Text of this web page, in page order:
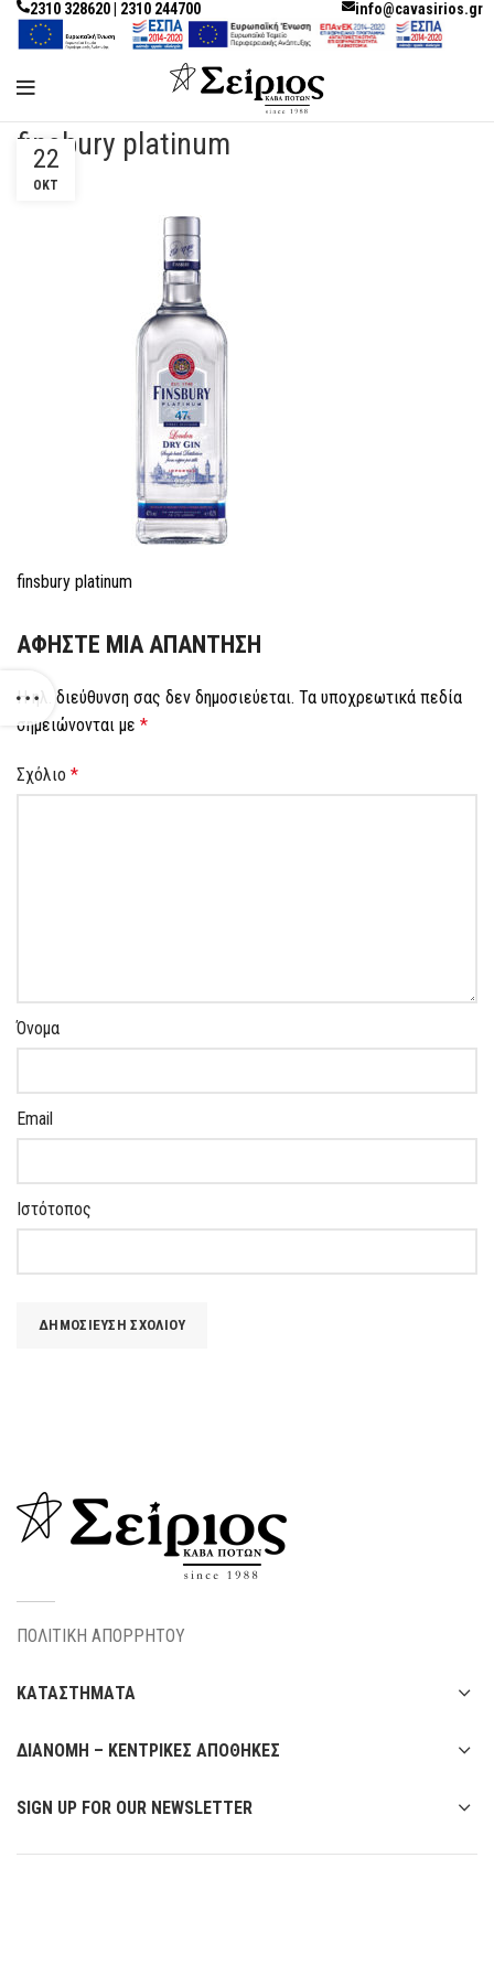
2310 328620 | 2310 244700 info@cavasirios.gr
finsbury platinum
22
ΟΚΤ
finsbury platinum
ΑΦΉΣΤΕ ΜΙΑ ΑΠΆΝΤΗΣΗ
Η ηλ. διεύθυνση σας δεν δημοσιεύεται. Τα υποχρεωτικά πεδία
σημειώνονται με *
Σχόλιο *
Όνομα
Email
Ιστότοπος
ΠΟΛΙΤΙΚΗ ΑΠΟΡΡΗΤΟΥ
ΚΑΤΑΣΤΗΜΑΤΑ
ΔΙΑΝΟΜΗ – ΚΕΝΤΡΙΚΕΣ ΑΠΟΘΗΚΕΣ
SIGN UP FOR OUR NEWSLETTER